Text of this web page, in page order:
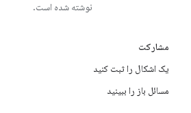
نوشته شده است.
مشارکت
یک اشکال را ثبت کنید
مسائل باز را ببینید